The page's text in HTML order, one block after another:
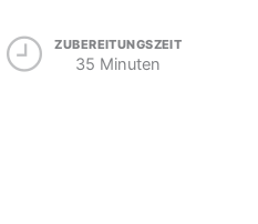
ZUBEREITUNGSZEIT
35 Minuten